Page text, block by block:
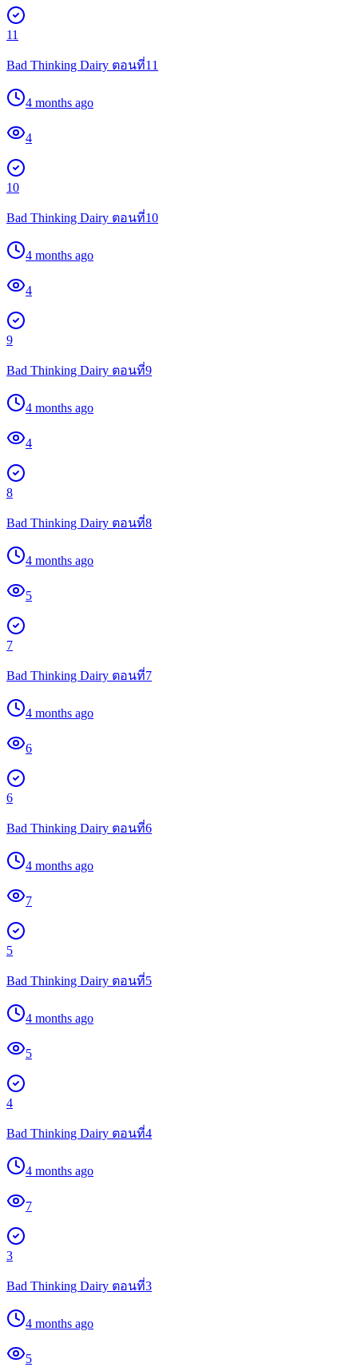
11
Bad Thinking Dairy ตอนที่11
4 months ago
4
10
Bad Thinking Dairy ตอนที่10
4 months ago
4
9
Bad Thinking Dairy ตอนที่9
4 months ago
4
8
Bad Thinking Dairy ตอนที่8
4 months ago
5
7
Bad Thinking Dairy ตอนที่7
4 months ago
6
6
Bad Thinking Dairy ตอนที่6
4 months ago
7
5
Bad Thinking Dairy ตอนที่5
4 months ago
5
4
Bad Thinking Dairy ตอนที่4
4 months ago
7
3
Bad Thinking Dairy ตอนที่3
4 months ago
5